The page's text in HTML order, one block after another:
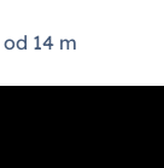
od 14 m